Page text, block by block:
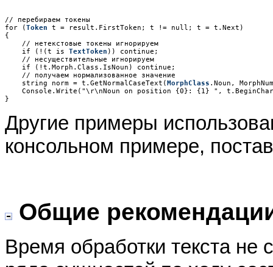
// перебираем токены
for ( Token t = result.FirstToken; t != null; t = t.Next)
{
    // нетекстовые токены игнорируем
    if (!(t is
TextToken )) continue;
    // несуществительные игнорируем
    if (!t.Morph.Class.IsNoun) continue;
    // получаем нормализованное значение
    string norm = t.GetNormalCaseText(
MorphClass .Noun,
Console.Write("\r\nNoun on position {0}: {1} ",
Другие примеры
консольном примере,
Общие
Время обработки текста не